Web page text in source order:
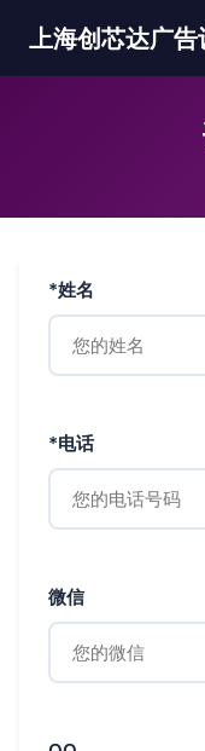
上海创芯达广告
*姓名
*电话
微信